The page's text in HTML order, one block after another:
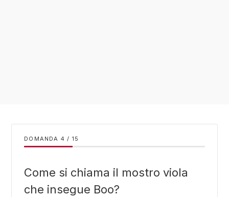
DOMANDA / 15
Come si chiama il mostro viola
che insegue Boo?